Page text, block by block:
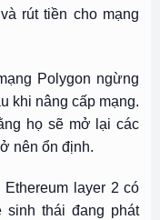
rút tiền cho mạng
Polygon ngừng
khi nâng cấp mạng.
họ sẽ mở lại các
nên ổn định.
layer 2 có
sinh thái đang phát